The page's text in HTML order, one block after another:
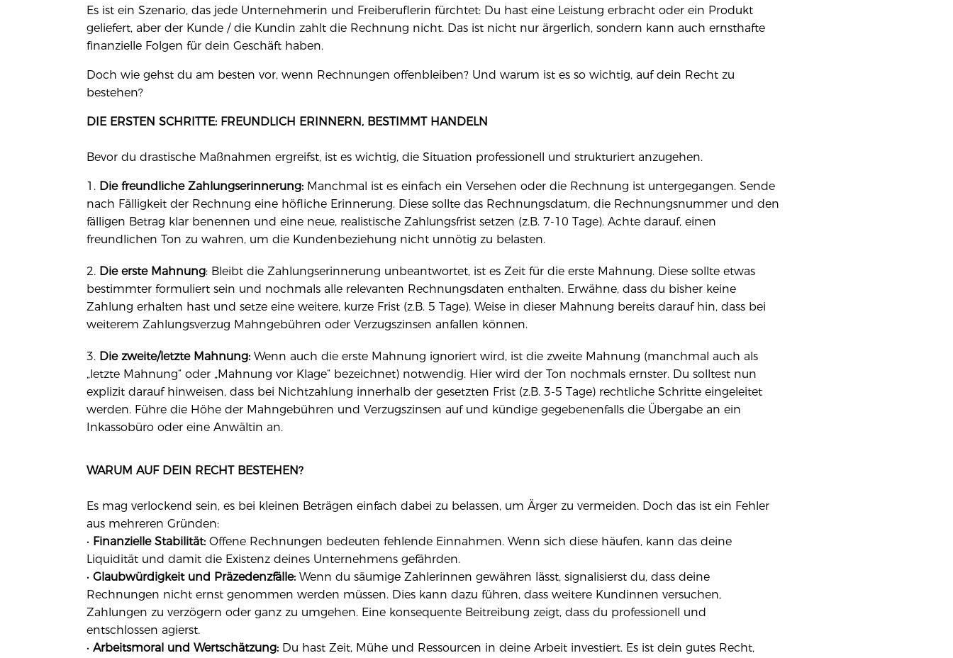
Es ist ein Szenario, das jede Unternehmerin und Freiberuflerin fürchtet: Du hast eine Leistung erbracht oder ein Produkt
geliefert, aber der Kunde / die Kundin zahlt die Rechnung nicht. Das ist nicht nur ärgerlich, sondern kann auch ernsthafte
finanzielle Folgen für dein Geschäft haben.
Doch wie gehst du am besten vor, wenn Rechnungen offenbleiben? Und warum ist es so wichtig, auf dein Recht zu
bestehen?
DIE ERSTEN SCHRITTE: FREUNDLICH ERINNERN, BESTIMMT HANDELN
Bevor du drastische Maßnahmen ergreifst, ist es wichtig, die Situation professionell und strukturiert anzugehen.
Die freundliche Zahlungserinnerung:Manchmal ist es einfach ein Versehen oder die Rechnung ist untergegangen. Sende
nach Fälligkeit der Rechnung eine höfliche Erinnerung. Diese sollte das Rechnungsdatum, die Rechnungsnummer und den
fälligen Betrag klar benennen und eine neue, realistische Zahlungsfrist setzen (z.B. 7-10 Tage). Achte darauf, einen
freundlichen Ton zu wahren, um die Kundenbeziehung nicht unnötig zu belasten.
Die erste Mahnung: Bleibt die Zahlungserinnerung unbeantwortet, ist es Zeit für die erste Mahnung. Diese sollte etwas
bestimmter formuliert sein und nochmals alle relevanten Rechnungsdaten enthalten. Erwähne, dass du bisher keine
Zahlung erhalten hast und setze eine weitere, kurze Frist (z.B. 5 Tage). Weise in dieser Mahnung bereits darauf hin, dass bei
weiterem Zahlungsverzug Mahngebühren oder Verzugszinsen anfallen können.
Die zweite/letzte Mahnung:Wenn auch die erste Mahnung ignoriert wird, ist die zweite Mahnung (manchmal auch als
„letzte Mahnung“ oder „Mahnung vor Klage“ bezeichnet) notwendig. Hier wird der Ton nochmals ernster. Du solltest nun
explizit darauf hinweisen, dass bei Nichtzahlung innerhalb der gesetzten Frist (z.B. 3-5 Tage) rechtliche Schritte eingeleitet
werden. Führe die Höhe der Mahngebühren und Verzugszinsen auf und kündige gegebenenfalls die Übergabe an ein
Inkassobüro oder eine Anwältin an.
WARUM AUF DEIN RECHT BESTEHEN?
Es mag verlockend sein, es bei kleinen Beträgen einfach dabei zu belassen, um Ärger zu vermeiden. Doch das ist ein Fehler
aus mehreren Gründen:
• Finanzielle Stabilität:Offene Rechnungen bedeuten fehlende Einnahmen. Wenn sich diese häufen, kann das deine
Liquidität und damit die Existenz deines Unternehmens gefährden.
• Glaubwürdigkeit und Präzedenzfälle:Wenn du säumige Zahlerinnen gewähren lässt, signalisierst du, dass deine
Rechnungen nicht ernst genommen werden müssen. Dies kann dazu führen, dass weitere Kundinnen versuchen,
Zahlungen zu verzögern oder ganz zu umgehen. Eine konsequente Beitreibung zeigt, dass du professionell und
entschlossen agierst.
• Arbeitsmoral und Wertschätzung:Du hast Zeit, Mühe und Ressourcen in deine Arbeit investiert. Es ist dein gutes Recht,